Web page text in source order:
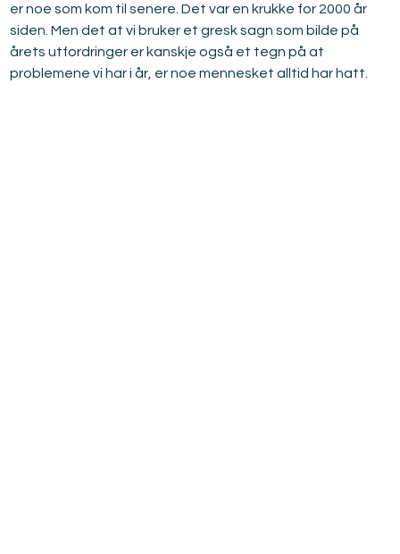
er noe som kom til senere. Det var en krukke for 2000 år
siden. Men det at vi bruker et gresk sagn som bilde på
årets utfordringer er kanskje også et tegn på at
problemene vi har i år, er noe mennesket alltid har hatt.